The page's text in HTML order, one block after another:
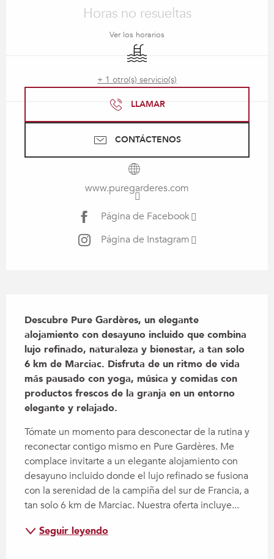
Horas no resueltas
Ver los horarios
Piscina
+ 1 otro(s) servicio(s)
LLAMAR
CONTÁCTENOS
www.puregarderes.com
Página de Facebook
Página de Instagram
Descubre Pure Gardères, un elegante
alojamiento con desayuno incluido que combina
lujo refinado, naturaleza y bienestar, a tan solo
6 km de Marciac. Disfruta de un ritmo de vida
más pausado con yoga, música y comidas con
productos frescos de la granja en un entorno
elegante y relajado.
Tómate un momento para desconectar de la rutina y
reconectar contigo mismo en Pure Gardères. Me
complace invitarte a un elegante alojamiento con
desayuno incluido donde el lujo refinado se fusiona
con la serenidad de la campiña del sur de Francia, a
tan solo 6 km de Marciac. Nuestra oferta incluye...
Seguir leyendo